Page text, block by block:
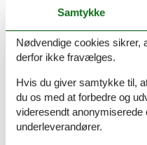
Ferieoplevelser
godt
Kourion – Arkæologisk
Troodos-bjergene –
landsbyer i Cyperns
Kykkos-klostret –
Troodos-bjergene
Samtykke
Nødvendige cookies sikrer,
derfor ikke fravælges.
Hvis du giver samtykke til,
du os med at forbedre og
videresendt anonymiserede
underleverandører.